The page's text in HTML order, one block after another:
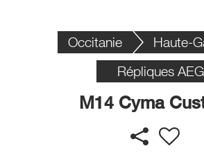
Occitanie
Haute-
Répliques AEG
M14 Cyma